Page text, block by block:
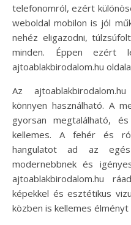
telefonomról, ezért
weboldal mobilon is jól
nehéz eligazodni,
minden. Éppen ezért
ajtoablakbirodalom.hu
Az
könnyen használható. A
gyorsan megtalálható,
kellemes. A fehér és
hangulatot ad az
modernebbnek és
ajtoablakbirodalom.hu
képekkel és esztétikus
közben is kellemes élményt